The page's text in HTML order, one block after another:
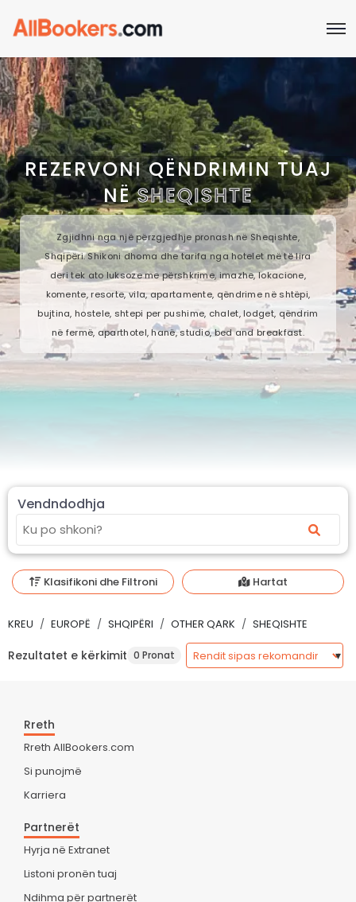
REZERVONI QËNDRIMIN TUAJ
NËSHEQISHTE
Zgjidhni nga një përzgjedhje pronash në Sheqishte,
Shqipëri. Shikoni dhoma dhe tarifa nga hotelet më të lira
deri tek ato luksoze me përshkrime, imazhe, lokacione,
komente, resorte, vila, apartamente, qëndrime në shtëpi,
bujtina, hostele, shtepi per pushime, chalet, lodget, qëndrim
në fermë, aparthotel, hanë, studio, bed and breakfast.
Vendndodhja
Klasifikoni dhe Filtroni Hartat
KREU EUROPË SHQIPËRI OTHER QARK SHEQISHTE
Rezultatet e kërkimit 0 Pronat
Rreth
Rreth AllBookers.com
Si punojmë
Karriera
Partnerët
Hyrja në Extranet
Listoni pronën tuaj
Ndihma për partnerët